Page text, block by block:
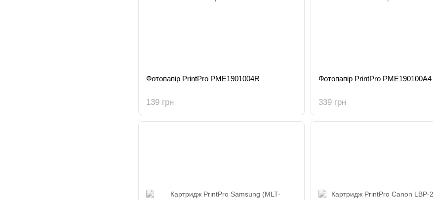
Фотопапір PrintPro PME1901004R
139 грн
Фотопапір PrintPro PME190100A4
339 грн